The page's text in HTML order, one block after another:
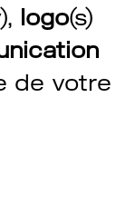
logo(s)
de votre